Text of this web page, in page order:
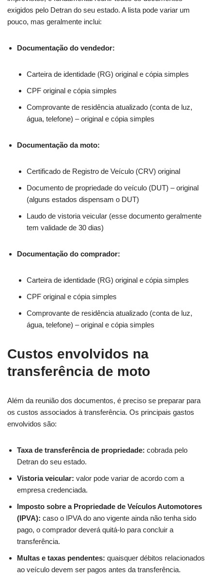
exigidos pelo Detran do seu estado. A lista pode variar um
pouco, mas geralmente inclui:
Documentação do vendedor:
Carteira de identidade (RG) original e cópia simples
CPF original e cópia simples
Comprovante de residência atualizado (conta de luz,
água, telefone) – original e cópia simples
Documentação da moto:
Certificado de Registro de Veículo (CRV) original
Documento de propriedade do veículo (DUT) – original
(alguns estados dispensam o DUT)
Laudo de vistoria veicular (esse documento geralmente
tem validade de 30 dias)
Documentação do comprador:
Carteira de identidade (RG) original e cópia simples
CPF original e cópia simples
Comprovante de residência atualizado (conta de luz,
água, telefone) – original e cópia simples
Custos envolvidos na
transferência de moto
Além da reunião dos documentos, é preciso se preparar para
os custos associados à transferência. Os principais gastos
envolvidos são:
Taxa de transferência de propriedade: cobrada pelo
Detran do seu estado.
Vistoria veicular: valor pode variar de acordo com a
empresa credenciada.
Imposto sobre a Propriedade de Veículos Automotores
(IPVA): caso o IPVA do ano vigente ainda não tenha sido
pago, o comprador deverá quitá-lo para concluir a
transferência.
Multas e taxas pendentes: quaisquer débitos relacionados
ao veículo devem ser pagos antes da transferência.